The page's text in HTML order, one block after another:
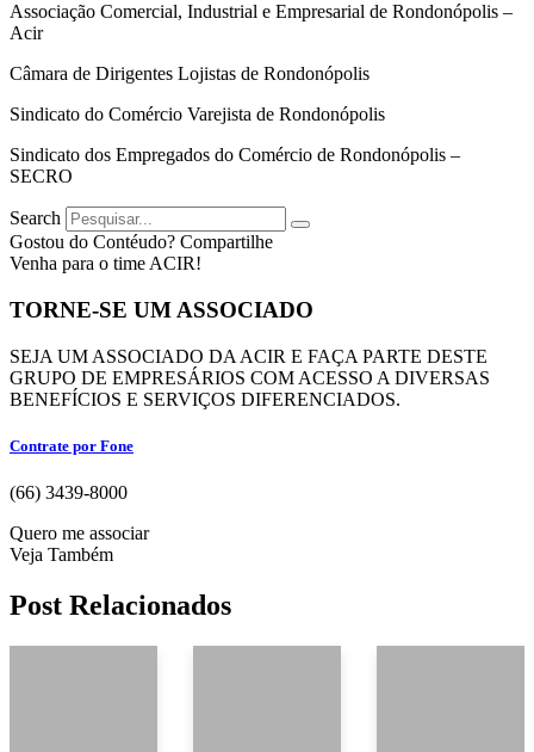
Associação Comercial, Industrial e Empresarial de Rondonópolis –
Acir
Câmara de Dirigentes Lojistas de Rondonópolis
Sindicato do Comércio Varejista de Rondonópolis
Sindicato dos Empregados do Comércio de Rondonópolis –
SECRO
Search
Gostou do Contéudo? Compartilhe
Venha para o time ACIR!
TORNE-SE UM ASSOCIADO
SEJA UM ASSOCIADO DA ACIR E FAÇA PARTE DESTE
GRUPO DE EMPRESÁRIOS COM ACESSO A DIVERSAS
BENEFÍCIOS E SERVIÇOS DIFERENCIADOS.
Contrate por Fone
(66) 3439-8000
Quero me associar
Veja Também
Post Relacionados